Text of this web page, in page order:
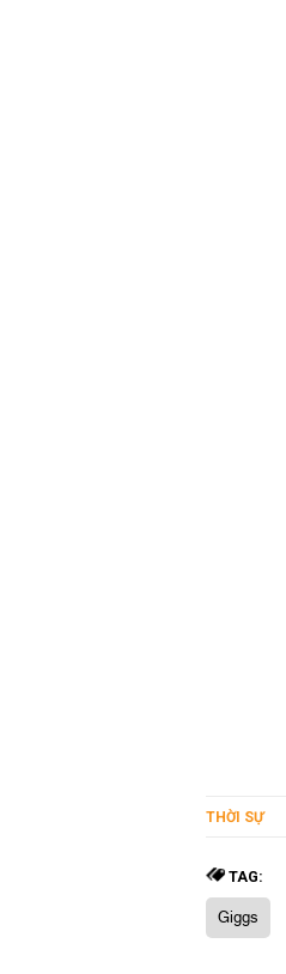
THỜI SỰ
TAG:
Giggs